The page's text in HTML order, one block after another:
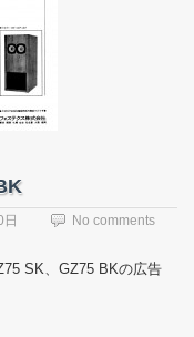
No comments
SK、GZ75 BKの広告